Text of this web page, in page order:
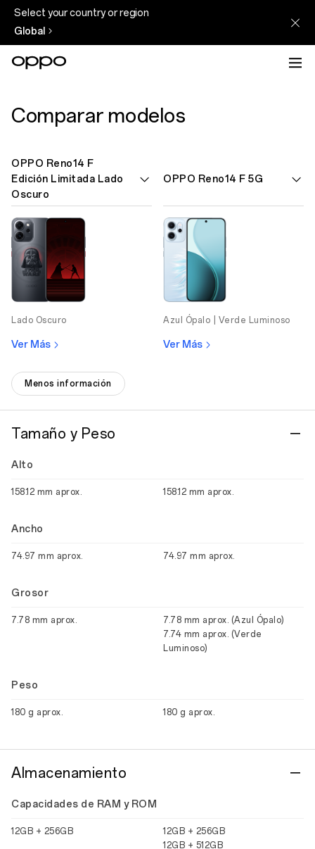
Select your country or region
Global
Comparar modelos
OPPO Reno14 F
Edición Limitada Lado
Oscuro
OPPO Reno14 F 5G
Lado Oscuro
Ver Más
Azul Ópalo | Verde Luminoso
Ver Más
Menos información
Tamaño y Peso
Alto
158.12 mm aprox. 158.12 mm aprox.
Ancho
74.97 mm aprox. 74.97 mm aprox.
Grosor
7.78 mm aprox.
7.78 mm aprox. (Azul Ópalo)
7.74 mm aprox. (Verde
Luminoso)
Peso
180 g aprox. 180 g aprox.
Almacenamiento
Capacidades de RAM y ROM
12GB + 256GB
12GB + 256GB
12GB + 512GB